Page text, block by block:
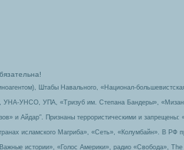
Штабы Навального, «Национал-
УНА-УНСО, УПА, «Тризуб им. Степана Бандеры»,
и Айдар″. Признаны террористическими и
исламского Магриба», «Сеть», «Колумбайн». В РФ
истории», «Голос Америки», радио «Свобода»,